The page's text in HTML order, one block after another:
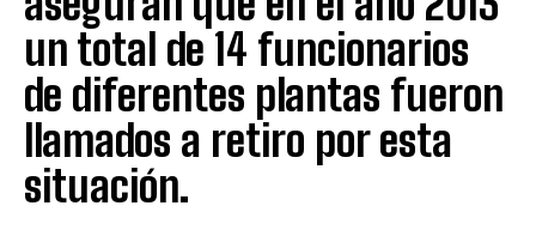
un total de 14 funcionarios
de diferentes plantas fueron
llamados a retiro por esta
situación.